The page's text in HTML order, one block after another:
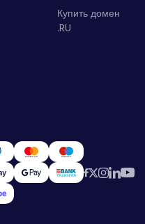
Купить домен
.RU